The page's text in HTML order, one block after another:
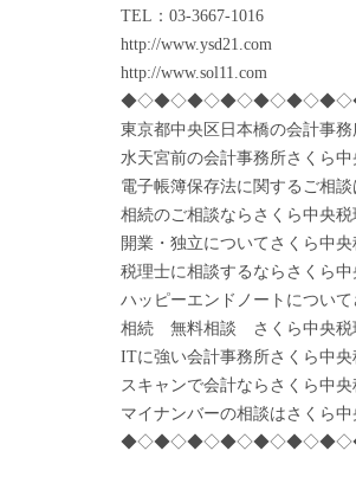
TEL：03-3667-1016
http://www.ysd21.com
http://www.sol11.com
東京都中央区日本橋の会計事
水天宮前の会計事務所さくら中
電子帳簿保存法に関するご相
相続のご相談ならさくら中央
開業・独立についてさくら中
税理士に相談するならさくら中
ハッピーエンドノートについ
相続 無料相談 さくら中央税
ITに強い会計事務所さくら中央
スキャンで会計ならさくら中
マイナンバーの相談はさくら